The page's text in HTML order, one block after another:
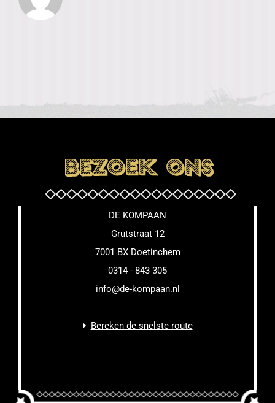
DE KOMPAAN
Grutstraat 12
7001 BX Doetinchem
0314 - 843 305
info@de-kompaan.nl
Bereken de snelste route